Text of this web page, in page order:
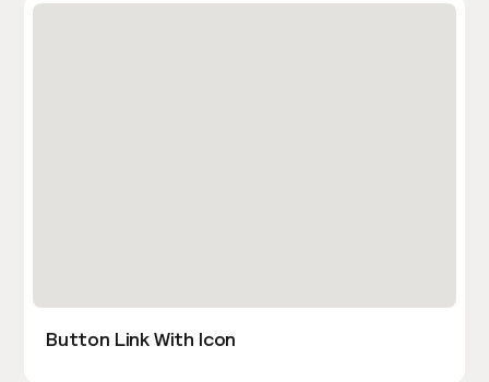
Button Link With Icon